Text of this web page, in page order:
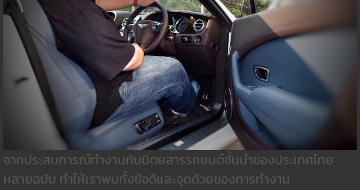
จากประสบการณ์ทำงานกับนิตยสารรถยนต์ชั้นนำของประเทศไทย
หลายฉบับ ทำให้เราพบทั้งข้อดีและจุดด้วยของการทำงาน